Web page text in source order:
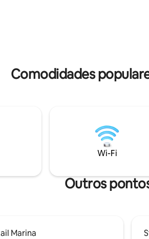
de ida e volta
ferro e ferro * 2
internos, segurança 24
Comodidades
Wi-Fi
Outros
Marina